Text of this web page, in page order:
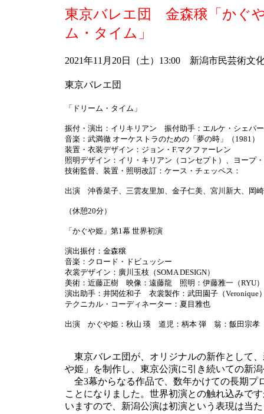
東京バレエ団 金森穣「かぐ
ム・タイム」
2021年11月20日（土）13:00 新潟市民芸術文
東京バレエ団
「ドリーム・タイム」
振付・演出：イリキリアン 振付助手：エルケ・シェパ
音楽：武満徹 オーケストラのための「夢の時」（1981）
装置・衣装デザイン：ジョン・F.マクファーレン
照明デザイン：イリ・キリアン（コンセプト）、ヨープ
技術監督、装置・照明改訂：ケース・チェッペス：
出演 沖香菜子、三雲友里加、金子仁美、宮川新大、岡
（休憩20分）
「かぐや姫」第1幕 世界初演
演出振付：金森穣
音楽：クロード・ドビュッシー
衣裳デザイン：廣川玉枝（SOMA DESIGN）
美術：近藤正樹 映像：遠藤龍 照明：伊藤雅一（RYU
演出助手：井関佐和子 衣裳製作：武田園子（Veronique
テクニカル・コーディネーター：夏目雅也
出演 かぐや姫：秋山 瑛 道児：柄本 弾 翁：飯田宗
東京バレエ団が、オリジナルの新作として
や姫」を制作し、東京公演に引き続いての新
全3幕からなる作品で、数年かけての長期プ
ことになりました。世界初演との触れ込みで
いますので、新潟公演は初演という表現は当